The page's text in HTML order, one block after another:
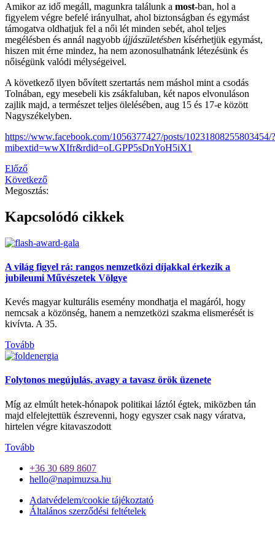
Amikor az idő megáll, magunkra találunk a most-ban, hol a
figyelem végre befelé irányulhat, ahol biztonságban és egymást
támogatva oldhatjuk fel a női lét minden sebét, ahol teljes
megélésben és annál nagyobb újjászületésben kísérhetjük egymást,
hiszen mit érne mindez, ha nem azonosulhatnánk létezésünk és
nőiségünk valódi mélységeivel.
A következő ilyen bővített szertartás nem máshol mint a csodás
Tolnában, egy mesebeli kis zsákfaluban, két napos elvonuláson
zajlik majd, a természet teljes ölelésében, aug 15 és 17-e között
Nagyszékelyben.
https://www.facebook.com/1056377427/posts/10231808255803454/?
mibextid=wwXIfr&rdid=oLGPP5sDnYoH5iX1
Előző
Következő
Megosztás:
Kapcsolódó cikkek
A világ figyel rá: rangos nemzetközi díjakkal érkezik a
jubileumi Művészetek Völgye
Kevés magyar kulturális esemény mondhatja el magáról, hogy
nemcsak a közönség, hanem a nemzetközi szakma elismerését is
kivívta. A 35.
Tovább
Folytonos megújulás, avagy a tavasz örök üzenete
Míg az elmúlt hetek-hónapok politikai láztól égtek, miközben tán
majd elfelejtettük észrevenni, hogy egyszer csak nagy váratva,
hirtelen végre kitavaszodott
Tovább
+36 30 689 8607
hello@napimuzsa.hu
Adatvédelem/cookie tájékoztató
Általános szerződési feltételek